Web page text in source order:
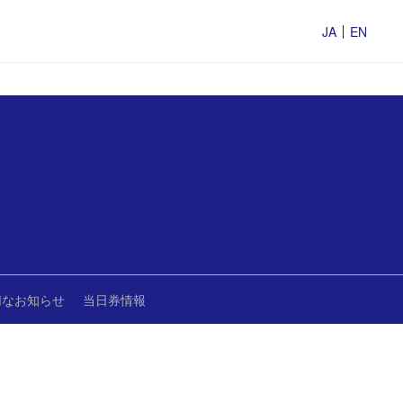
JA EN
お知らせ 当日券情報